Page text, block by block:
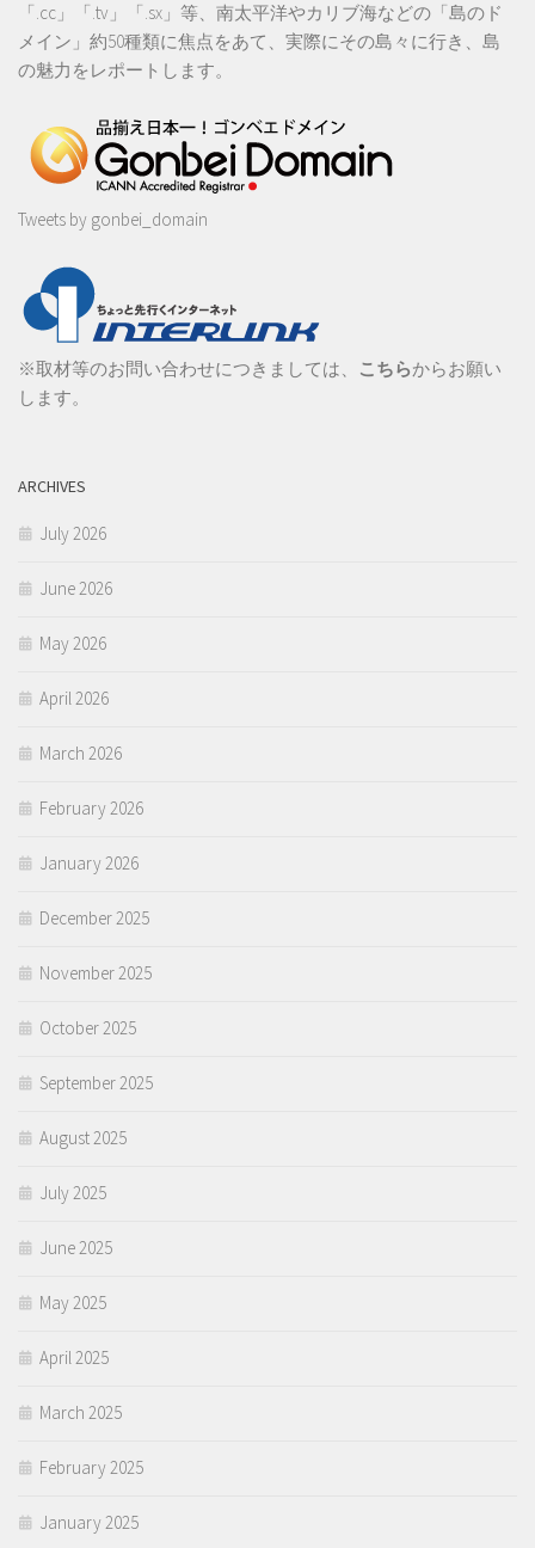
「.cc」「.tv」「.sx」等、南太平洋やカリブ海などの「島のド
メイン」約50種類に焦点をあて、実際にその島々に行き、島
の魅力をレポートします。
Tweets by gonbei_domain
※取材等のお問い合わせにつきましては、 こちらからお願い
します。
ARCHIVES
July 2026
June 2026
May 2026
April 2026
March 2026
February 2026
January 2026
December 2025
November 2025
October 2025
September 2025
August 2025
July 2025
June 2025
May 2025
April 2025
March 2025
February 2025
January 2025